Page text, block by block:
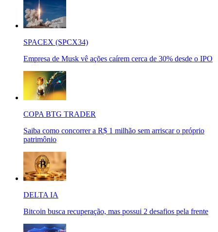
SPACEX (SPCX34)
Empresa de Musk vê ações caírem cerca de 30% desde o IPO
COPA BTG TRADER
Saiba como concorrer a R$ 1 milhão sem arriscar o próprio
patrimônio
DELTA IA
Bitcoin busca recuperação, mas possui 2 desafios pela frente